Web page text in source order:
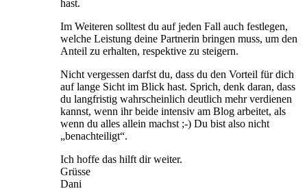
hast.
Im Weiteren solltest du auf jeden Fall auch festlegen,
welche Leistung deine Partnerin bringen muss, um den
Anteil zu erhalten, respektive zu steigern.
Nicht vergessen darfst du, dass du den Vorteil für dich
auf lange Sicht im Blick hast. Sprich, denk daran, dass
du langfristig wahrscheinlich deutlich mehr verdienen
kannst, wenn ihr beide intensiv am Blog arbeitet, als
wenn du alles allein machst ;-) Du bist also nicht
„benachteiligt“.
Ich hoffe das hilft dir weiter.
Grüsse
Dani